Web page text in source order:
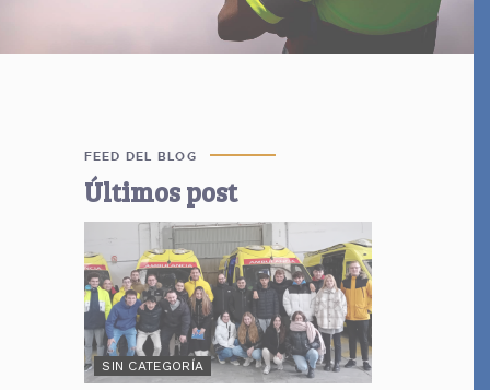
FEED DEL BLOG
Últimos post
SIN CATEGORÍA